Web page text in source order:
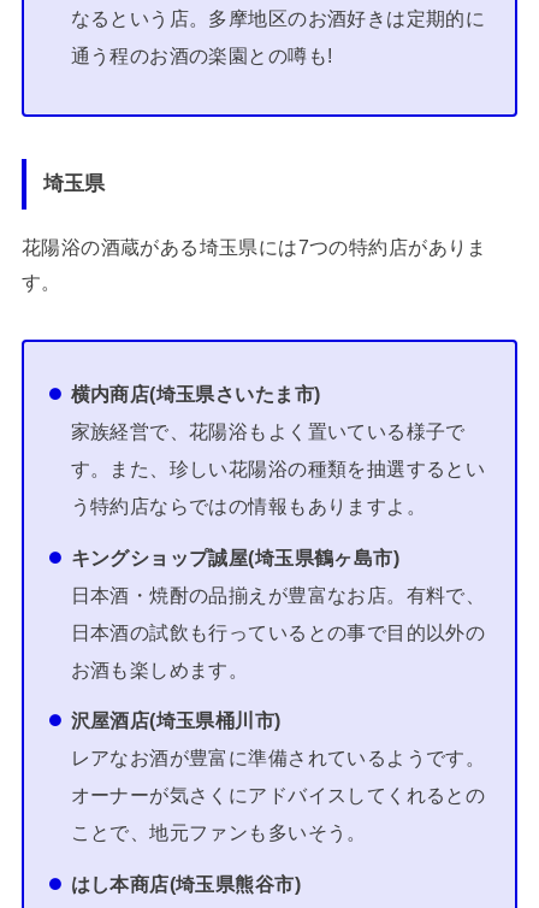
なるという店。多摩地区のお酒好きは定期的に
通う程のお酒の楽園との噂も!
埼玉県
花陽浴の酒蔵がある埼玉県には7つの特約店がありま
す。
横内商店(埼玉県さいたま市)
家族経営で、花陽浴もよく置いている様子で
す。また、珍しい花陽浴の種類を抽選するとい
う特約店ならではの情報もありますよ。
キングショップ誠屋(埼玉県鶴ヶ島市)
日本酒・焼酎の品揃えが豊富なお店。有料で、
日本酒の試飲も行っているとの事で目的以外の
お酒も楽しめます。
沢屋酒店(埼玉県桶川市)
レアなお酒が豊富に準備されているようです。
オーナーが気さくにアドバイスしてくれるとの
ことで、地元ファンも多いそう。
はし本商店(埼玉県熊谷市)